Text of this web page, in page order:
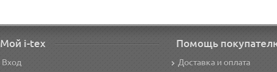
Мой i-tex
Вход
Помощь
Доставка и оплата